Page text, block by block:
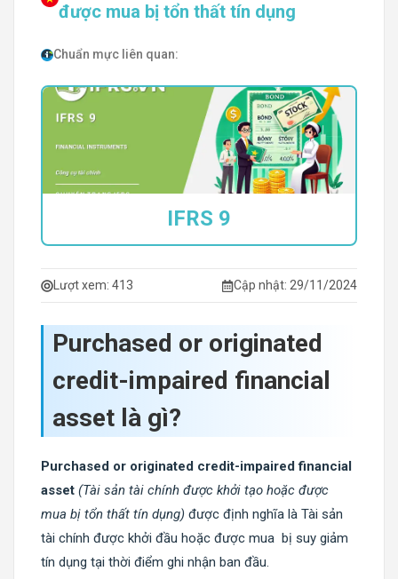
được mua bị tổn thất tín dụng
Chuẩn mực liên quan:
IFRS 9
Lượt xem: 413 Cập nhật: 29/11/2024
Purchased or originated
credit-impaired financial
asset là gì?
Purchased or originated credit-impaired financial
asset (Tài sản tài chính được khởi tạo hoặc được
mua bị tổn thất tín dụng) được định nghĩa là Tài sản
tài chính được khởi đầu hoặc được mua bị suy giảm
tín dụng tại thời điểm ghi nhận ban đầu.